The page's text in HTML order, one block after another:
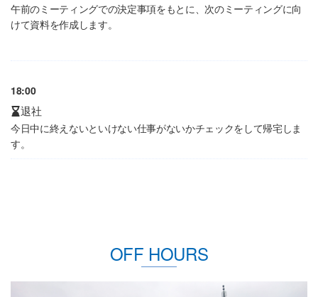
午前のミーティングでの決定事項をもとに、次のミーティングに向
けて資料を作成します。
18:00
退社
今日中に終えないといけない仕事がないかチェックをして帰宅しま
す。
OFF HOURS